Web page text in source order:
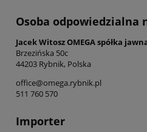
Osoba odpowiedzialna
Jacek Witosz OMEGA spółka
Brzezińska 50c
44203 Rybnik, Polska
office@omega.rybnik.pl
511 760 570
Importer